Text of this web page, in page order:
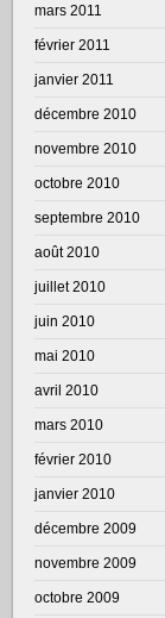
mars 2011
février 2011
janvier 2011
décembre 2010
novembre 2010
octobre 2010
septembre 2010
août 2010
juillet 2010
juin 2010
mai 2010
avril 2010
mars 2010
février 2010
janvier 2010
décembre 2009
novembre 2009
octobre 2009